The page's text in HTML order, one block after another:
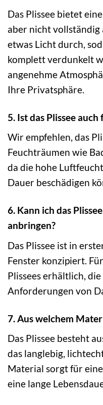
Das Plissee bietet
aber nicht vollständig
etwas Licht durch,
komplett verdunkelt
angenehme
Ihre Privatsphäre.
5. Ist das Plissee
Wir empfehlen, das
Feuchträumen wie
da die hohe
Dauer beschädigen
6. Kann ich das
anbringen?
Das Plissee ist in
Fenster konzipiert.
Plissees erhältlich,
Anforderungen von
7. Aus welchem
Das Plissee besteht
das langlebig,
Material sorgt für
eine lange